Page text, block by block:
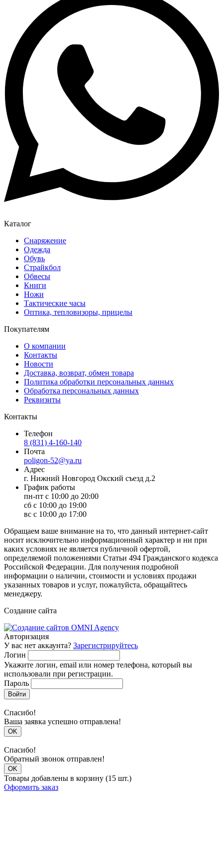
Каталог
Снаряжение
Одежда
Обувь
Страйкбол
Обвесы
Книги
Ножи
Тактические часы
Оптика, тепловизоры, прицелы
Покупателям
О компании
Контакты
Новости
Доставка, возврат, обмен товара
Политика обработки персональных данных
Обработка персональных данных
Реквизиты
Контакты
Телефон
8 (831) 4-160-140
Почта
poligon-52@ya.ru
Адрес
г. Нижний Новгород Окский съезд д.2
График работы
пн-пт с 10:00 до 20:00
сб с 10:00 до 19:00
вс с 10:00 до 17:00
Обращаем ваше внимание на то, что данный интернет-сайт
носит исключительно информационный характер и ни при
каких условиях не является публичной офертой,
определяемой положениями Статьи 494 Гражданского кодекса
Российской Федерации. Для получения подробной
информации о наличии, стоимости и условиях продажи
указанных товаров и услуг, пожалуйста, обращайтесь
менеджеру.
Создание сайта
Авторизация
У вас нет аккаунта? Зарегистрируйтесь
Логин
Укажите логин, email или номер телефона, который вы
использовали при регистрации.
Пароль
Войти
Спасибо!
Ваша заявка успешно отправлена!
OK
Спасибо!
Обратный звонок отправлен!
OK
Товары добавлены в корзину (15 шт.)
Оформить заказ